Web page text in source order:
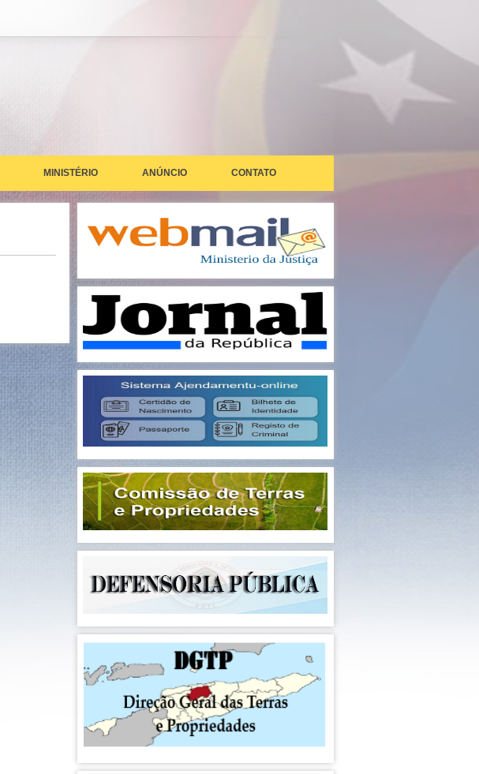
MINISTÉRIO ANÚNCIO CONTATO